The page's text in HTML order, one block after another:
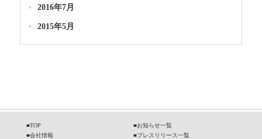
2016年7月
2015年5月
■TOP
■会社情報
■お知らせ一覧
■プレスリリース一覧